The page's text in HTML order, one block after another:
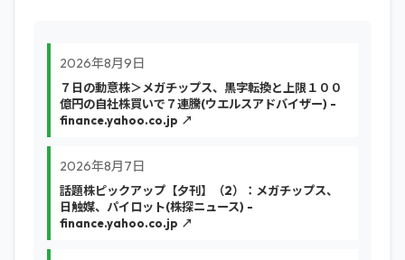
2026年8月9日
７日の動意株＞メガチップス、黒字転換と上限１００
億円の自社株買いで７連騰(ウエルスアドバイザー) -
finance.yahoo.co.jp ↗
2026年8月7日
話題株ピックアップ【夕刊】（2）：メガチップス、
日触媒、パイロット(株探ニュース) -
finance.yahoo.co.jp ↗